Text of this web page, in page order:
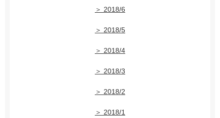
＞ 2018/6
＞ 2018/5
＞ 2018/4
＞ 2018/3
＞ 2018/2
＞ 2018/1